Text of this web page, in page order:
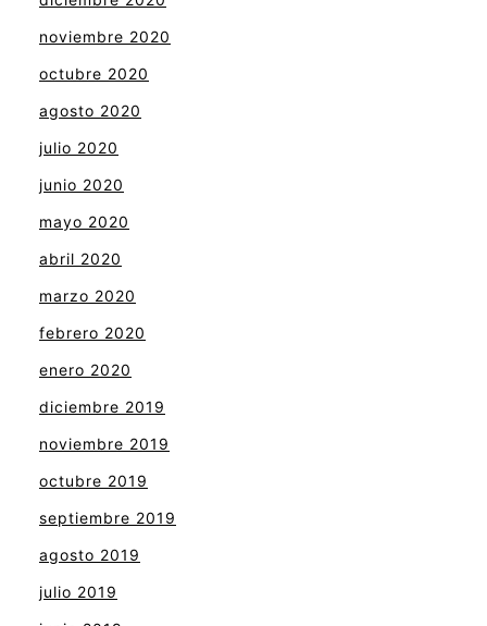
noviembre 2020
octubre 2020
agosto 2020
julio 2020
junio 2020
mayo 2020
abril 2020
marzo 2020
febrero 2020
enero 2020
diciembre 2019
noviembre 2019
octubre 2019
septiembre 2019
agosto 2019
julio 2019